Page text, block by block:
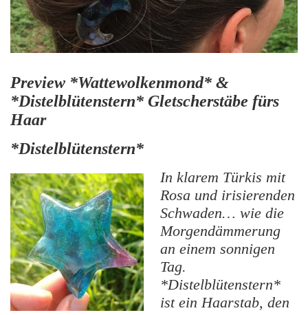
Preview *Wattewolkenmond* &
*Distelblütenstern* Gletscherstäbe fürs
Haar
*Distelblütenstern*
In klarem Türkis mit
Rosa und irisierenden
Schwaden… wie die
Morgendämmerung
an einem sonnigen
Tag.
*Distelblütenstern*
ist ein Haarstab, den